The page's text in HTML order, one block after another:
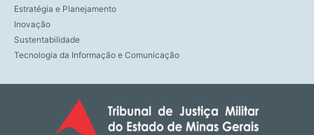
Estratégia e Planejamento
Inovação
Sustentabilidade
Tecnologia da Informação e Comunicação